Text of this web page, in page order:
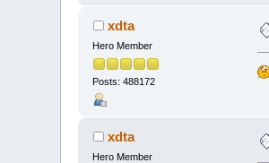
xdta
Hero Member
Posts: 488172
xdta
Hero Member